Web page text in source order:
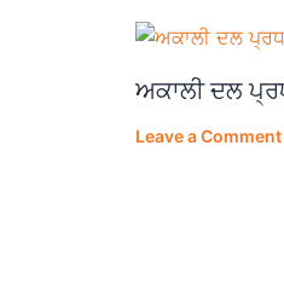
ਅਕਾਲੀ ਦਲ
Leave a Comment